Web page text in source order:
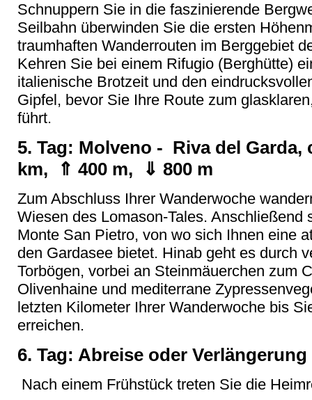
Schnuppern Sie in die faszinierende
Seilbahn überwinden Sie die ersten
traumhaften Wanderrouten im Berggebiet
Kehren Sie bei einem Rifugio (Berghütte)
italienische Brotzeit und den
Gipfel, bevor Sie Ihre Route zum
führt.
5. Tag: Molveno - Riva del Garda,
km, ⇑ 400 m, ⇓ 800 m
Zum Abschluss Ihrer Wanderwoche
Wiesen des Lomason-Tales. Anschließend
Monte San Pietro, von wo sich Ihnen eine
den Gardasee bietet. Hinab geht es durch
Torbögen, vorbei an Steinmäuerchen zum
Olivenhaine und mediterrane
letzten Kilometer Ihrer Wanderwoche bis
erreichen.
6. Tag: Abreise oder Verlängerung
Nach einem Frühstück treten Sie die